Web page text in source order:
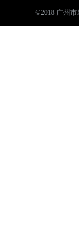
©2018 广州